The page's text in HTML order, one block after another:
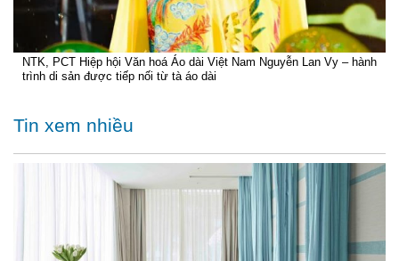
NTK, PCT Hiệp hội Văn hoá Áo dài Việt Nam Nguyễn Lan Vy – hành
trình di sản được tiếp nối từ tà áo dài
Tin xem nhiều